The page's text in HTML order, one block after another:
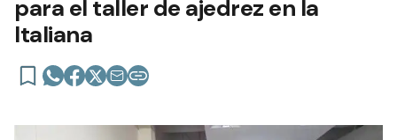
para el taller de ajedrez en la
Italiana